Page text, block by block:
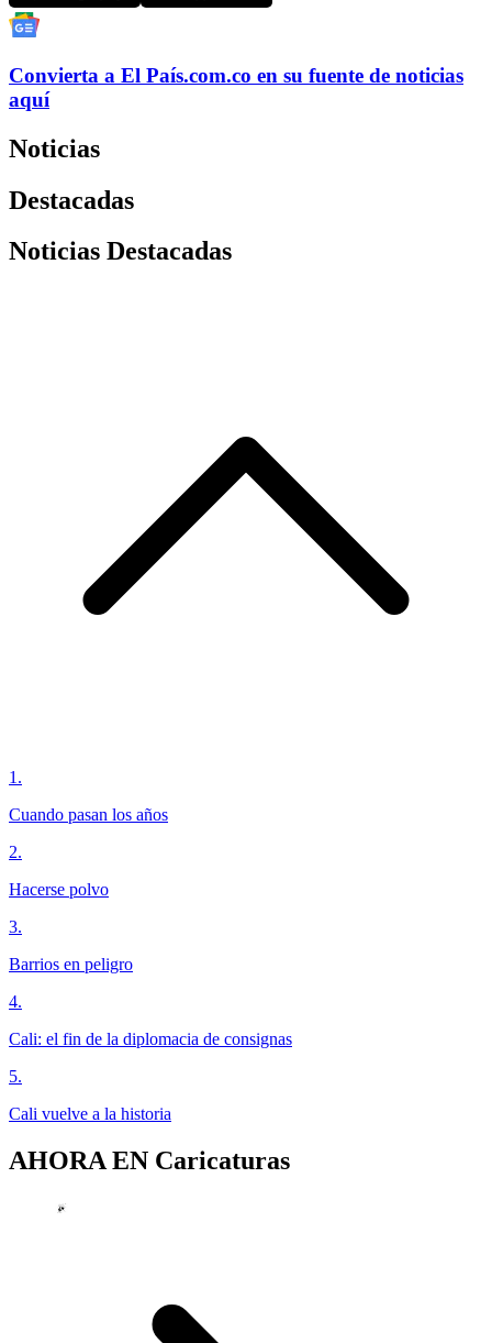
Convierta a El País.com.co en su fuente de noticias
aquí
Noticias
Destacadas
Noticias Destacadas
1 .
Cuando pasan los años
2.
Hacerse polvo
3.
Barrios en peligro
4.
Cali: el fin de la diplomacia de consignas
5.
Cali vuelve a la historia
AHORA EN Caricaturas